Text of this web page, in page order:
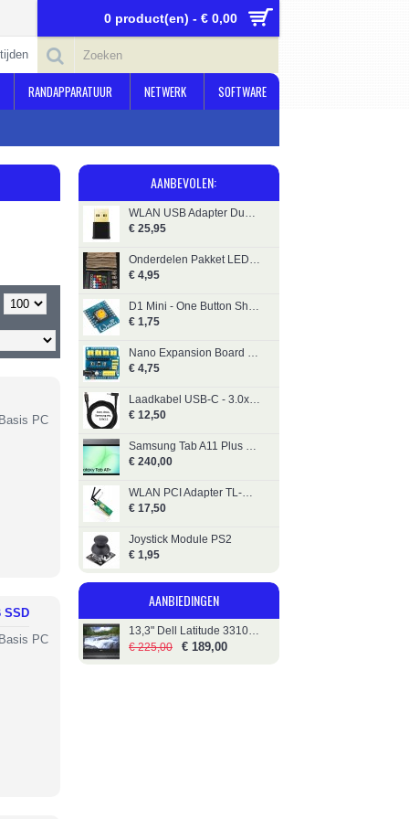
0 product(en) - € 0,00
RANDAPPARATUUR NETWERK SOFTWARE
AANBEVOLEN:
WLAN USB Adapter Dual TP-Link Archer TX20U Nano Wi-Fi 6
€ 25,95
Onderdelen Pakket LED, Schakelaars, Weerstanden etc.
€ 4,95
D1 Mini - One Button Shield
€ 1,75
Nano Expansion Board V3.0
€ 4,75
Laadkabel USB-C - 3.0x1.1mm 1,8M Yanec YCA007
€ 12,50
Samsung Tab A11 Plus Tablet 11"_128GB
€ 240,00
WLAN PCI Adapter TL-WN851ND
€ 17,50
Joystick Module PS2
€ 1,95
AANBIEDINGEN
13,3" Dell Latitude 3310 - i5 - 256GB SSD
€ 225,00
€ 189,00
PC
SSD
PC